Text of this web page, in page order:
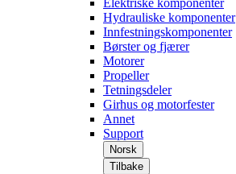
Elektriske komponenter
Hydrauliske komponenter
Innfestningskomponenter
Børster og fjærer
Motorer
Propeller
Tetningsdeler
Girhus og motorfester
Annet
Support
Norsk
Tilbake